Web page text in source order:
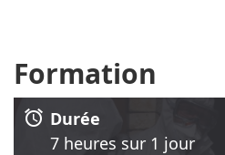
Formation
alarm Durée
7 heures sur 1 jour